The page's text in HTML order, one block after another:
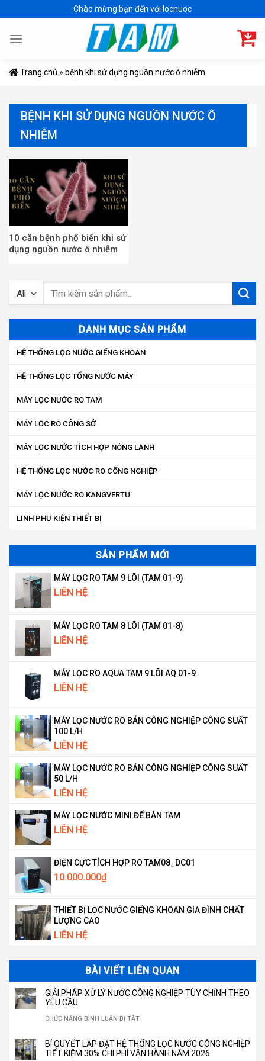
to
content
Chào mừng bạn đến với locnuoc
Trang chủ » bệnh khi sử dụng nguồn nước ô nhiễm
BỆNH KHI SỬ DỤNG NGUỒN NƯỚC Ô
NHIỄM
10 căn bệnh phổ biến khi sử
dụng nguồn nước ô nhiễm
Tìm
DANH MỤC SẢN PHẨM
HỆ THỐNG LỌC NƯỚC GIẾNG KHOAN
HỆ THỐNG LỌC TỔNG NƯỚC MÁY
MÁY LỌC NƯỚC RO TAM
MÁY LỌC RO CÔNG SỞ
MÁY LỌC NƯỚC TÍCH HỢP NÓNG LẠNH
HỆ THỐNG LỌC NƯỚC RO CÔNG NGHIỆP
MÁY LỌC NƯỚC RO KANGVERTU
LINH PHỤ KIỆN THIẾT BỊ
SẢN PHẨM MỚI
MÁY LỌC RO TAM 9 LÕI (TAM 01-9)
LIÊN HỆ
MÁY LỌC RO TAM 8 LÕI (TAM 01-8)
LIÊN HỆ
MÁY LỌC RO AQUA TAM 9 LÕI AQ 01-9
LIÊN HỆ
MÁY LỌC NƯỚC RO BÁN CÔNG NGHIỆP CÔNG SUẤT
100 L/H
LIÊN HỆ
MÁY LỌC NƯỚC RO BÁN CÔNG NGHIỆP CÔNG SUẤT
50 L/H
LIÊN HỆ
MÁY LỌC NƯỚC MINI ĐỂ BÀN TAM
LIÊN HỆ
ĐIỆN CỰC TÍCH HỢP RO TAM08_DC01
10.000.000₫
THIẾT BỊ LỌC NƯỚC GIẾNG KHOAN GIA ĐÌNH CHẤT
LƯỢNG CAO
LIÊN HỆ
BÀI VIẾT LIÊN QUAN
GIẢI PHÁP XỬ LÝ NƯỚC CÔNG NGHIỆP TÙY CHỈNH THEO
YÊU CẦU
CHỨC NĂNG BÌNH LUẬN BỊ TẮTỞ
PHÁP
BÍ QUYẾT LẮP ĐẶT HỆ THỐNG LỌC NƯỚC CÔNG NGHIỆP
TIẾT KIỆM 30% CHI PHÍ VẬN HÀNH NĂM 2026